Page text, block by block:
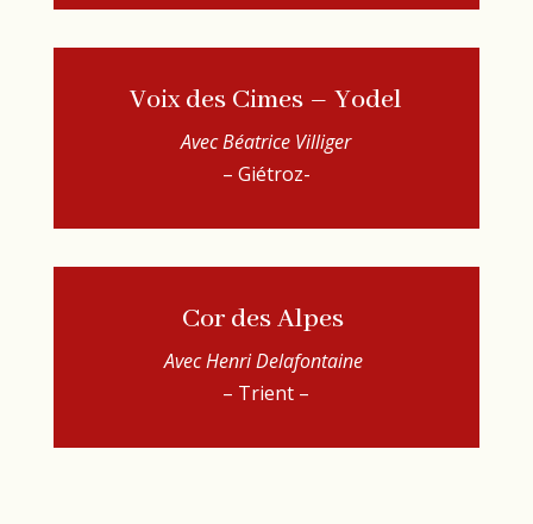
Voix des Cimes – Yodel
Avec Béatrice Villiger
– Giétroz-
Cor des Alpes
Avec Henri Delafontaine
– Trient –